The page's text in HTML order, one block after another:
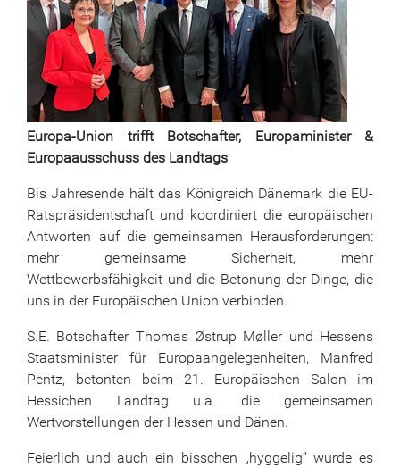
Europa-Union trifft Botschafter, Europaminister &
Europaausschuss des Landtags
Bis Jahresende hält das Königreich Dänemark die EU-
Ratspräsidentschaft und koordiniert die europäischen
Antworten auf die gemeinsamen Herausforderungen:
mehr gemeinsame Sicherheit, mehr
Wettbewerbsfähigkeit und die Betonung der Dinge, die
uns in der Europäischen Union verbinden.
S.E. Botschafter Thomas Østrup Møller und Hessens
Staatsminister für Europaangelegenheiten, Manfred
Pentz, betonten beim 21. Europäischen Salon im
Hessichen Landtag u.a. die gemeinsamen
Wertvorstellungen der Hessen und Dänen.
Feierlich und auch ein bisschen „hyggelig“ wurde es